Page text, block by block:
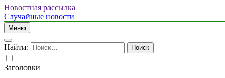
Новостная рассылка
Случайные новости
Меню
Найти:
Заголовки